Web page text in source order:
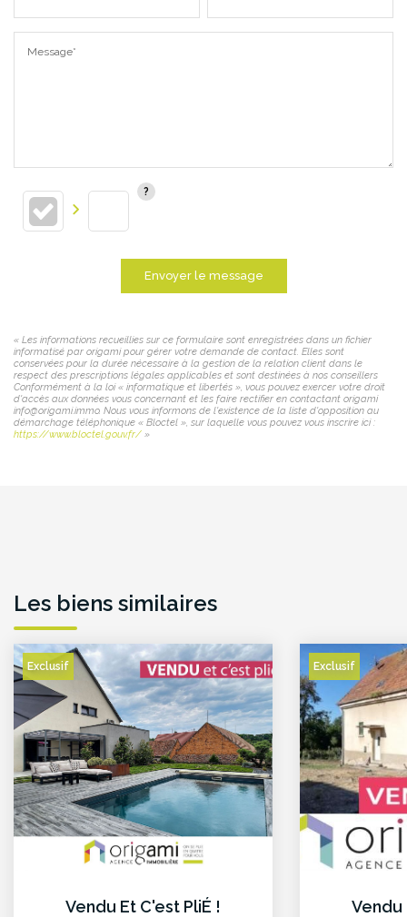
Message*
Envoyer le message
« Les informations recueillies sur ce formulaire sont enregistrées dans un fichier
informatisé par origami pour gérer votre demande de contact. Elles sont
conservées pour la durée nécessaire à la gestion de la relation client dans le
respect des prescriptions légales applicables et sont destinées à nos conseillers
Conformément à la loi « informatique et libertés », vous pouvez exercer votre droit
d'accès aux données vous concernant et les faire rectifier en contactant origami
info@origami.immo. Nous vous informons de l'existence de la liste d'opposition au
démarchage téléphonique « Bloctel », sur laquelle vous pouvez vous inscrire ici :
https://www.bloctel.gouv.fr/ »
Les biens similaires
Exclusif
Vendu Et C'est PliÉ !
Exclusif
Vendu